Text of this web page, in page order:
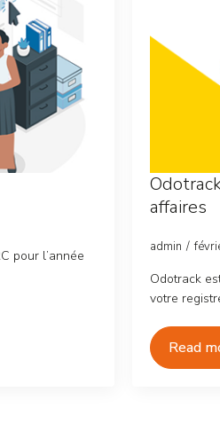
pour l’année
affaires
admin
Odotrack
votre
Read